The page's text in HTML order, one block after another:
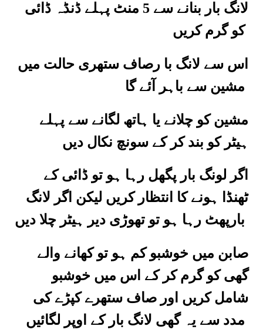
لانگ بار بنانے سے 5 منٹ پہلے ڈنڈہ ڈائی
کو گرم کریں
اس سے لانگ با رصاف ستھری حالت میں
مشین کو چلانے یا ہاتھ لگانے سے پہلے
ہیٹر کو بند کر کے سونچ نکال دیں
اگر لونگ بار پگھل رہا ہو تو ڈائی کے
ٹھنڈا ہونے کا انتظار کریں لیکن اگر لانگ
صابن میں خوشبو کم ہو تو کھانے والے
گھی کو گرم کر کے اس میں خوشبو
شامل کریں اور صاف ستھرے کپڑے کی